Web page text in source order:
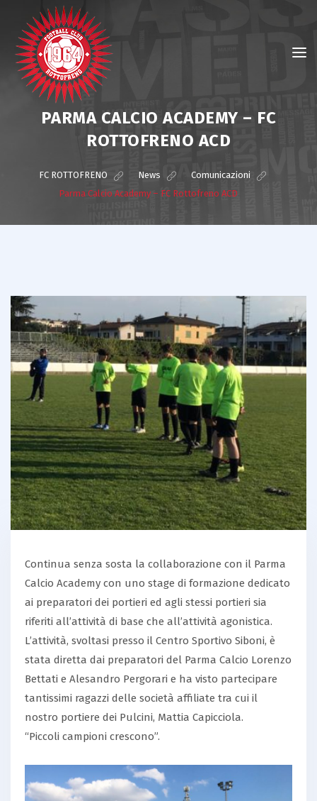
PARMA CALCIO ACADEMY – FC
ROTTOFRENO ACD
FC ROTTOFRENO News Comunicazioni
Parma Calcio Academy – FC Rottofreno ACD
Continua senza sosta la collaborazione con il Parma
Calcio Academy con uno stage di formazione dedicato
ai preparatori dei portieri ed agli stessi portieri sia
riferiti all’attività di base che all’attività agonistica.
L’attività, svoltasi presso il Centro Sportivo Siboni, è
stata diretta dai preparatori del Parma Calcio Lorenzo
Bettati e Alesandro Pergorari e ha visto partecipare
tantissimi ragazzi delle società affiliate tra cui il
nostro portiere dei Pulcini, Mattia Capicciola.
“Piccoli campioni crescono”.